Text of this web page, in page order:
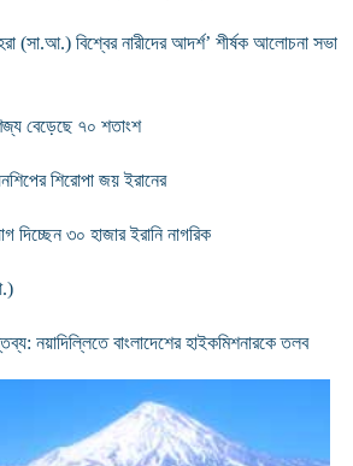
(সা.আ.) বিশ্বের নারীদের আদর্শ’ শীর্ষক আলোচনা সভা
বেড়েছে ৭০ শতাংশ
শিরোপা জয় ইরানের
দিচ্ছেন ৩০ হাজার ইরানি নাগরিক
নয়াদিল্লিতে বাংলাদেশের হাইকমিশনারকে তলব